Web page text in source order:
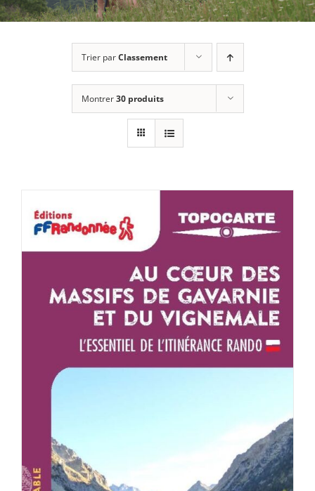
Trier parClassement
Montrer30 produits